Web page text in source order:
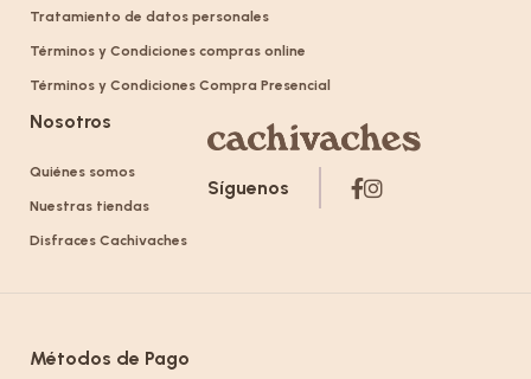
Tratamiento de datos personales
Términos y Condiciones compras online
Términos y Condiciones Compra Presencial
Nosotros
Quiénes somos
Nuestras tiendas
Disfraces Cachivaches
Síguenos
Métodos de Pago